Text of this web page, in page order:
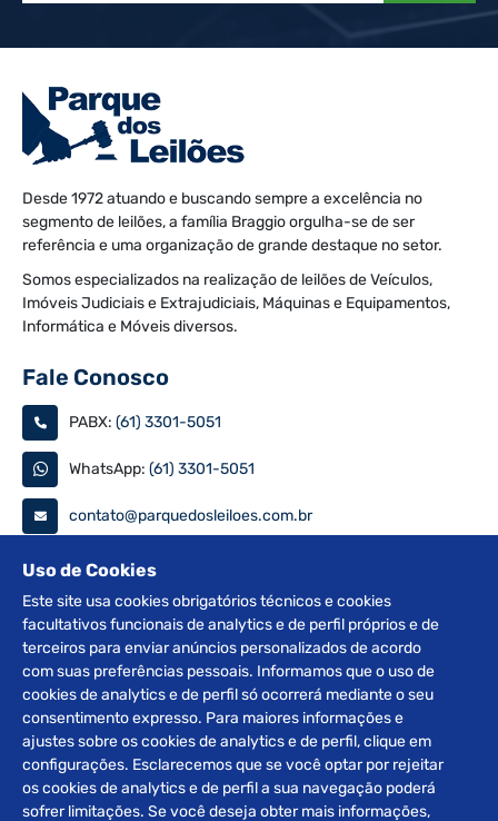
Desde 1972 atuando e buscando sempre a excelência no
segmento de leilões, a família Braggio orgulha-se de ser
referência e uma organização de grande destaque no setor.
Somos especializados na realização de leilões de Veículos,
Imóveis Judiciais e Extrajudiciais, Máquinas e Equipamentos,
Informática e Móveis diversos.
Fale Conosco
PABX: (61) 3301-5051
WhatsApp: (61) 3301-5051
contato@parquedosleiloes.com.br
Consulte seu documento
PESQUISAR
Siga nas redes
Uso de Cookies
Este site usa cookies obrigatórios técnicos e cookies
facultativos funcionais de analytics e de perfil próprios e de
terceiros para enviar anúncios personalizados de acordo
com suas preferências pessoais. Informamos que o uso de
cookies de analytics e de perfil só ocorrerá mediante o seu
consentimento expresso. Para maiores informações e
ajustes sobre os cookies de analytics e de perfil, clique em
configurações. Esclarecemos que se você optar por rejeitar
os cookies de analytics e de perfil a sua navegação poderá
sofrer limitações. Se você deseja obter mais informações,